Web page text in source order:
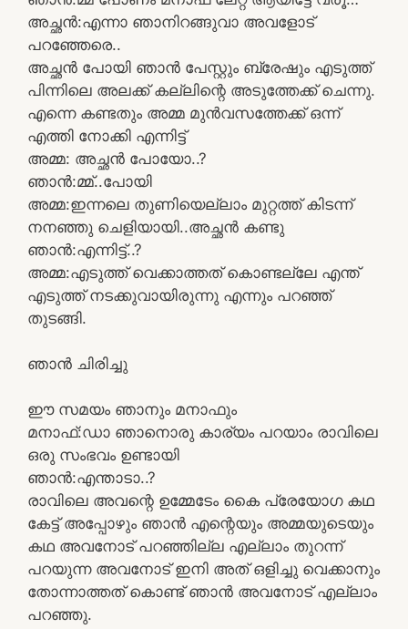
അച്ഛൻ:എന്നാ ഞാനിറങ്ങുവാ അവളോട്
പറഞ്ഞേരെ..
അച്ഛൻ പോയി ഞാൻ പേസ്റ്റും ബ്രേഷും എടുത്ത്
പിന്നിലെ അലക്ക് കല്ലിന്റെ അടുത്തേക്ക് ചെന്നു.
എന്നെ കണ്ടതും അമ്മ മുൻവസത്തേക്ക് ഒന്ന്
എത്തി നോക്കി എന്നിട്ട്
അമ്മ: അച്ഛൻ പോയോ..?
ഞാൻ:മ്മ്..പോയി
അമ്മ:ഇന്നലെ തുണിയെല്ലാം മുറ്റത്ത് കിടന്ന്
നനഞ്ഞു ചെളിയായി..അച്ഛൻ കണ്ടു
ഞാൻ:എന്നിട്ട്..?
അമ്മ:എടുത്ത് വെക്കാത്തത് കൊണ്ടല്ലേ എന്ത്
എടുത്ത് നടക്കുവായിരുന്നു എന്നും പറഞ്ഞ്
തുടങ്ങി.
ഞാൻ ചിരിച്ചു
ഈ സമയം ഞാനും മനാഫും
മനാഫ്:ഡാ ഞാനൊരു കാര്യം പറയാം രാവിലെ
ഒരു സംഭവം ഉണ്ടായി
ഞാൻ:എന്താടാ..?
രാവിലെ അവന്റെ ഉമ്മേടേം കൈ പ്രേയോഗ കഥ
കേട്ട് അപ്പോഴും ഞാൻ എന്റെയും അമ്മയുടെയും
കഥ അവനോട് പറഞ്ഞില്ല എല്ലാം തുറന്ന്
പറയുന്ന അവനോട് ഇനി അത് ഒളിച്ചു വെക്കാനും
തോന്നാത്തത് കൊണ്ട് ഞാൻ അവനോട് എല്ലാം
പറഞ്ഞു.